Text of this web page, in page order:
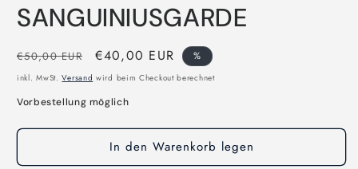
in
Modal
SANGUINIUSGARDE
Normaler
Preis
€50,00 EUR Verkaufspreis
€40,00 EUR %
inkl. MwSt.Versand wird beim Checkout berechnet
Vorbestellung möglich
In den Warenkorb legen